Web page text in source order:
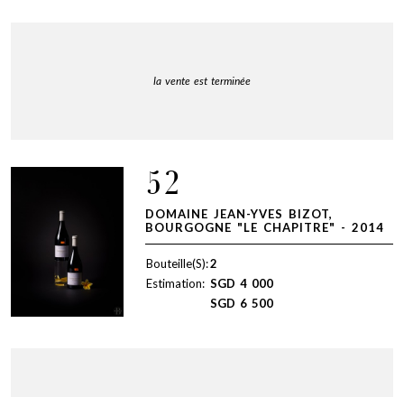
la vente est terminée
52
DOMAINE JEAN-YVES BIZOT,
BOURGOGNE "LE CHAPITRE" - 2014
Bouteille(S):2
Estimation: SGD 4 000
SGD 6 500